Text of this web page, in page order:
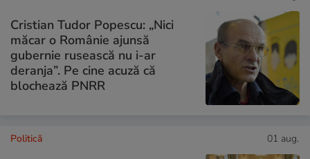
Cristian Tudor Popescu: „Nici
măcar o Românie ajunsă
gubernie rusească nu i-ar
deranja”. Pe cine acuză că
blochează PNRR
Politică 01 aug.